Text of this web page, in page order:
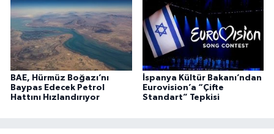
BAE, Hürmüz Boğazı’nı
Baypas Edecek Petrol
Hattını Hızlandırıyor
İspanya Kültür Bakanı’ndan
Eurovision’a “Çifte
Standart” Tepkisi